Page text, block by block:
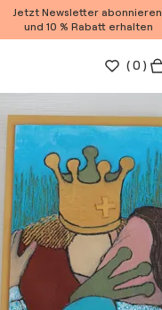
Jetzt Newsletter abonnieren
und 10 % Rabatt erhalten
(0 )